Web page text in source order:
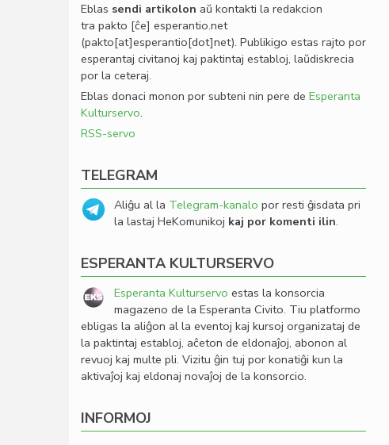
Eblas sendi artikolon aŭ kontakti la redakcion
tra pakto [ĉe] esperantio.net
(pakto[at]esperantio[dot]net). Publikigo estas rajto por
esperantaj civitanoj kaj paktintaj establoj, laŭdiskrecia
por la ceteraj.
Eblas donaci monon por subteni nin pere de Esperanta
Kulturservo.
RSS-servo
TELEGRAM
Aliĝu al la Telegram-kanalo por resti ĝisdata pri
la lastaj HeKomunikoj kaj por komenti ilin.
ESPERANTA KULTURSERVO
Esperanta Kulturservo estas la konsorcia
magazeno de la Esperanta Civito. Tiu platformo
ebligas la aliĝon al la eventoj kaj kursoj organizataj de
la paktintaj establoj, aĉeton de eldonaĵoj, abonon al
revuoj kaj multe pli. Vizitu ĝin tuj por konatiĝi kun la
aktivaĵoj kaj eldonaj novaĵoj de la konsorcio.
INFORMOJ